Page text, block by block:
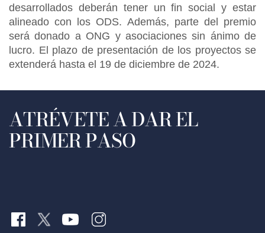
desarrollados deberán tener un fin social y estar
alineado con los ODS. Además, parte del premio
será donado a ONG y asociaciones sin ánimo de
lucro. El plazo de presentación de los proyectos se
extenderá hasta el 19 de diciembre de 2024.
ATRÉVETE A DAR EL
PRIMER PASO